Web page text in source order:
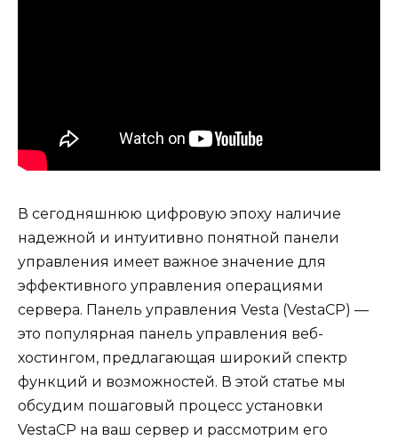
В сегодняшнюю цифровую эпоху наличие
надежной и интуитивно понятной панели
управления имеет важное значение для
эффективного управления операциями
сервера. Панель управления Vesta (VestaCP) —
это популярная панель управления веб-
хостингом, предлагающая широкий спектр
функций и возможностей. В этой статье мы
обсудим пошаговый процесс установки
VestaCP на ваш сервер и рассмотрим его